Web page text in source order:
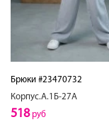
Брюки #23470732
Корпус.А.1Б-27А
518руб